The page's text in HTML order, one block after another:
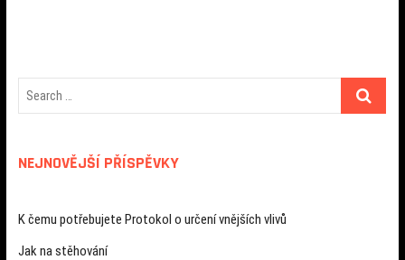
NEJNOVĚJŠÍ PŘÍSPĚVKY
K čemu potřebujete Protokol o určení vnějších vlivů
Jak na stěhování